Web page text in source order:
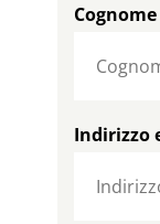
Cognome
Indirizzo